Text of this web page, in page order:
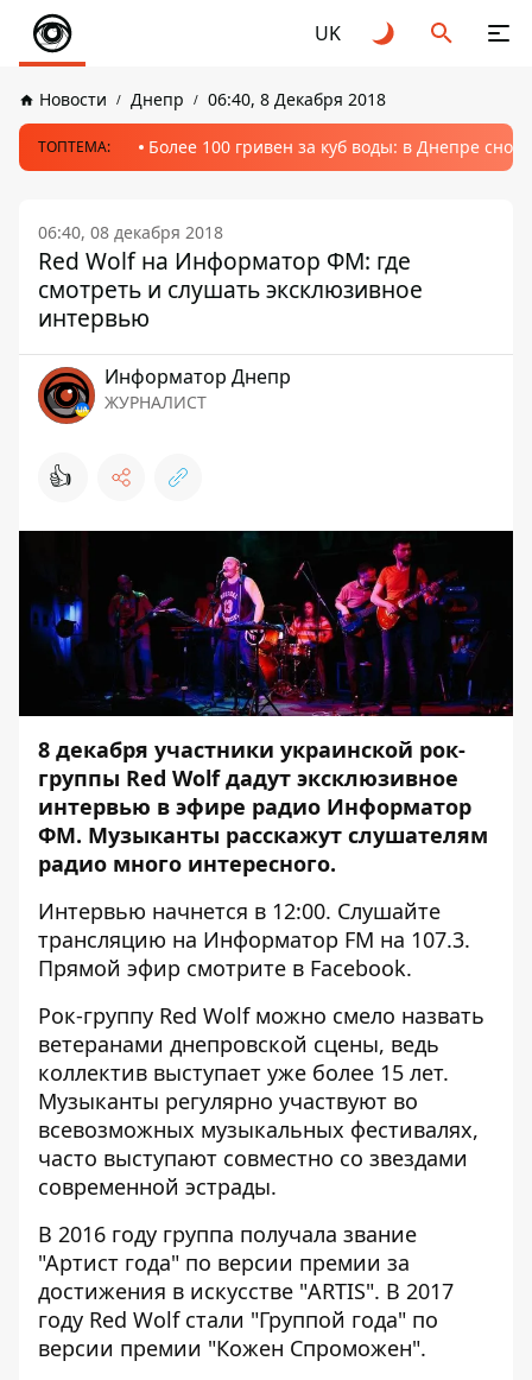
UK
Новости Днепр 06:40, 8 Декабря 2018
ТОПТЕМА: Более 100 гривен за куб воды: в Днепре
06:40, 08 декабря 2018
Red Wolf на Информатор ФМ: где
смотреть и слушать эксклюзивное
интервью
Информатор Днепр
ЖУРНАЛИСТ
👍
8 декабря участники украинской рок-
группы Red Wolf дадут эксклюзивное
интервью в эфире радио Информатор
ФМ. Музыканты расскажут слушателям
радио много интересного.
Интервью начнется в 12:00. Слушайте
трансляцию на Информатор FM на 107.3.
Прямой эфир смотрите в Facebook.
Рок-группу Red Wolf можно смело назвать
ветеранами днепровской сцены, ведь
коллектив выступает уже более 15 лет.
Музыканты регулярно участвуют во
всевозможных музыкальных фестивалях,
часто выступают совместно со звездами
современной эстрады.
В 2016 году группа получала звание
"Артист года" по версии премии за
достижения в искусстве "ARTIS". В 2017
году Red Wolf стали "Группой года" по
версии премии "Кожен Спроможен".